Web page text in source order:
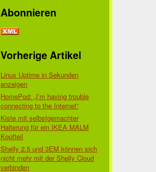
Abonnieren
Vorherige Artikel
Linux Uptime in Sekunden
anzeigen
HomePod: „I’m having trouble
connecting to the Internet“
Kiste mit selbstgemachter
Halterung für ein IKEA MALM
Kopfteil
Shelly 2.5 und 3EM können sich
nicht mehr mit der Shelly Cloud
verbinden